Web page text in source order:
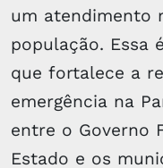
um atendimento
população. Essa
que fortalece a
emergência na
entre o Governo
Estado e os